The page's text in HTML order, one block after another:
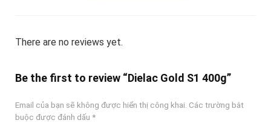
There are no reviews yet.
Be the first to review “Dielac Gold S1 400g”
Email của bạn sẽ không được hiển thị công khai. Các trường bắt
buộc được đánh dấu *